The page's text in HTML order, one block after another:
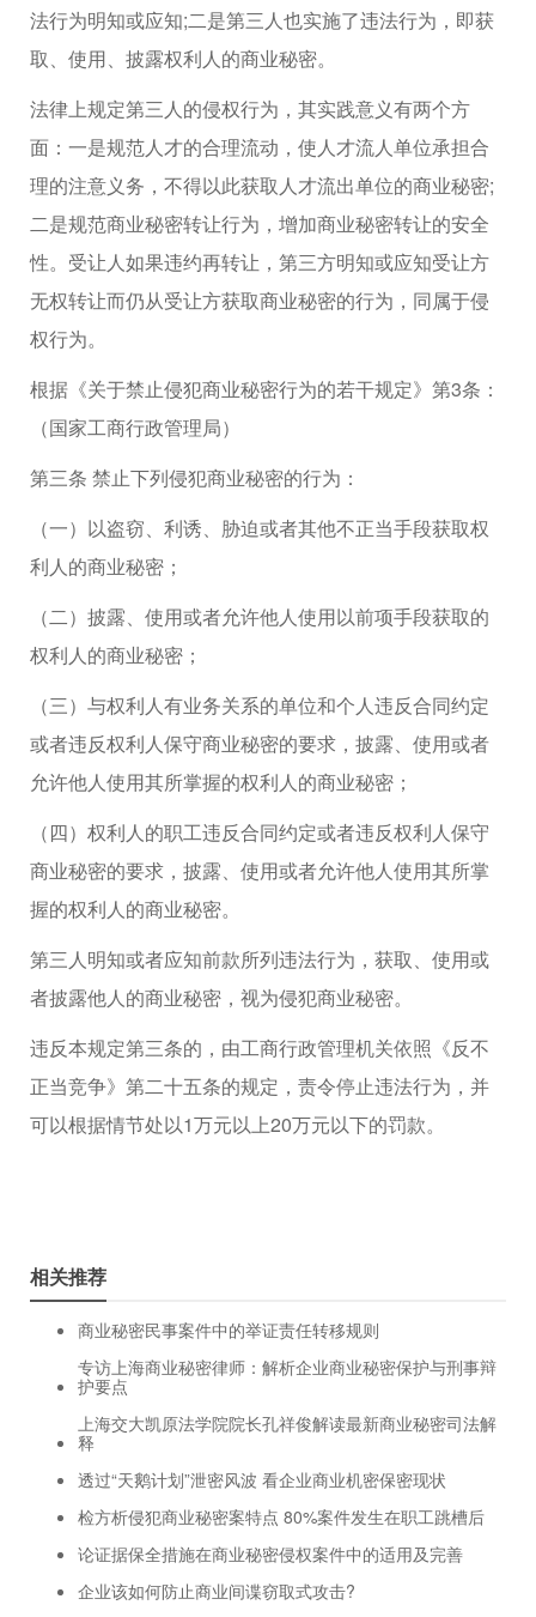
法行为明知或应知;二是第三人也实施了违法行为，即获
取、使用、披露权利人的商业秘密。
法律上规定第三人的侵权行为，其实践意义有两个方
面：一是规范人才的合理流动，使人才流人单位承担合
理的注意义务，不得以此获取人才流出单位的商业秘密;
二是规范商业秘密转让行为，增加商业秘密转让的安全
性。受让人如果违约再转让，第三方明知或应知受让方
无权转让而仍从受让方获取商业秘密的行为，同属于侵
权行为。
根据《关于禁止侵犯商业秘密行为的若干规定》第3条：
（国家工商行政管理局）
第三条 禁止下列侵犯商业秘密的行为：
（一）以盗窃、利诱、胁迫或者其他不正当手段获取权
利人的商业秘密；
（二）披露、使用或者允许他人使用以前项手段获取的
权利人的商业秘密；
（三）与权利人有业务关系的单位和个人违反合同约定
或者违反权利人保守商业秘密的要求，披露、使用或者
允许他人使用其所掌握的权利人的商业秘密；
（四）权利人的职工违反合同约定或者违反权利人保守
商业秘密的要求，披露、使用或者允许他人使用其所掌
握的权利人的商业秘密。
第三人明知或者应知前款所列违法行为，获取、使用或
者披露他人的商业秘密，视为侵犯商业秘密。
违反本规定第三条的，由工商行政管理机关依照《反不
正当竞争》第二十五条的规定，责令停止违法行为，并
可以根据情节处以1万元以上20万元以下的罚款。
相关推荐
商业秘密民事案件中的举证责任转移规则
专访上海商业秘密律师：解析企业商业秘密保护与刑事辩
护要点
上海交大凯原法学院院长孔祥俊解读最新商业秘密司法解
释
透过“天鹅计划”泄密风波 看企业商业机密保密现状
检方析侵犯商业秘密案特点 80%案件发生在职工跳槽后
论证据保全措施在商业秘密侵权案件中的适用及完善
企业该如何防止商业间谍窃取式攻击?